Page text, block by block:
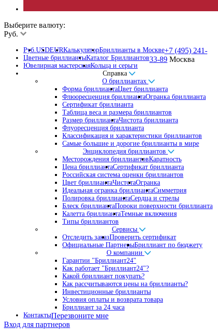
Выберите валюту:
Руб.
Руб.USDEURКалькуляторБриллианты в Москве
Цветные бриллиантыКаталог Бриллиантов
Ювелирная мастерскаяКольца и серьги
Справка
О бриллиантах
Форма бриллиантаЦвет бриллианта
Флюоресценция бриллиантаОгранка бриллианта
Сертификат бриллианта
Таблица веса и размера бриллиантов
Размер бриллиантаЧистота бриллианта
Флуоресценция бриллианта
Классификация и характеристики бриллиантов
Самые большие и дорогие бриллианты в мире
Энциклопедия бриллиантов
Месторождения бриллиантовКаратность
Цена бриллиантаСертификат бриллианта
Российская система оценки бриллиантов
Цвет бриллиантаЧистотаОгранка
Идеальная огранка бриллиантаСимметрия
Полировка бриллиантаСердца и стрелы
Блеск бриллиантаПороки поверхности бриллианта
Калетта бриллиантаТемные включения
Типы бриллиантов
Сервисы
Отследить заказПроверить сертификат
Официальные ПартнерыБриллиант по бюджету
О компании
Гарантии "Бриллиант24"
Как работает "Бриллиант24"?
Какой бриллиант покупать?
Как рассчитываются цены на бриллианты?
Инвестиционные бриллианты
Условия оплаты и возврата товара
Бриллиант за 24 часа
Контакты
+7 (495) 241-
33-89 Москва
Перезвоните мне
Вход для партнеров